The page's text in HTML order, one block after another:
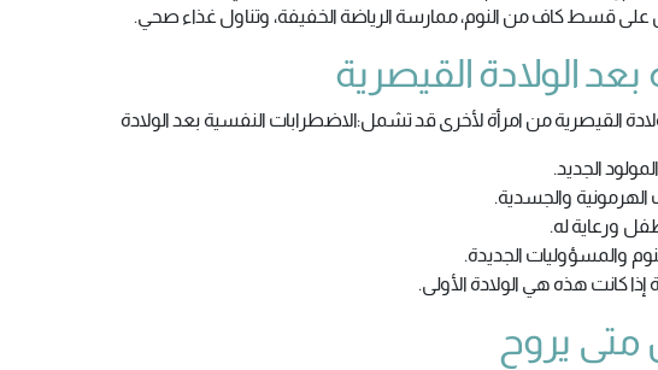
على قسط كاف من النوم، ممارسة الرياضة الخفيفة، وتناول غذاء صحي.
بعد الولادة القيصرية
القيصرية من امرأة لأخرى قد تشمل:الاضطرابات النفسية بعد الولادة
الجديد.
الهرمونية والجسدية.
ورعاية له.
والمسؤوليات الجديدة.
كانت هذه هي الولادة الأولى.
متى يروح